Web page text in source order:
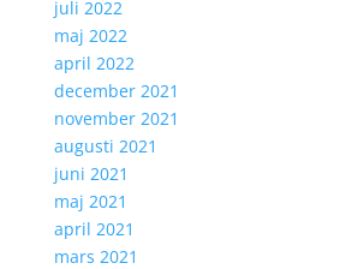
juli 2022
maj 2022
april 2022
december 2021
november 2021
augusti 2021
juni 2021
maj 2021
april 2021
mars 2021